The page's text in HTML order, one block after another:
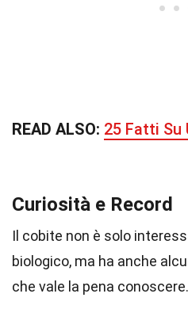
READ ALSO: 25 Fatti Su
Curiosità e Record
Il cobite non è solo
biologico, ma ha anche
che vale la pena conoscere.